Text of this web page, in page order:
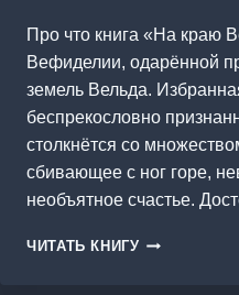
Про что книга «На краю
Вефиделии, одарённой
земель Вельда.
беспрекословно
столкнётся со
сбивающее с ног горе,
необъятное счастье.
ЧИТАТЬ КНИГУ НА